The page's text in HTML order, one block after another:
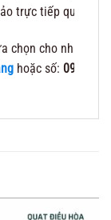
trực tiếp qua
chọn cho nhu cầu
hoặc số: